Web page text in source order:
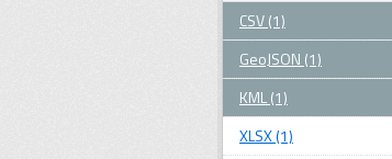
CSV (1)
GeoJSON (1)
KML (1)
XLSX (1)